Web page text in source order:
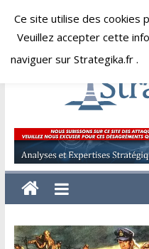
Skip
Expertise
et
Analyses
Ce site utilise des cookies
Veuillez accepter cette
naviguer sur Strategika.fr .